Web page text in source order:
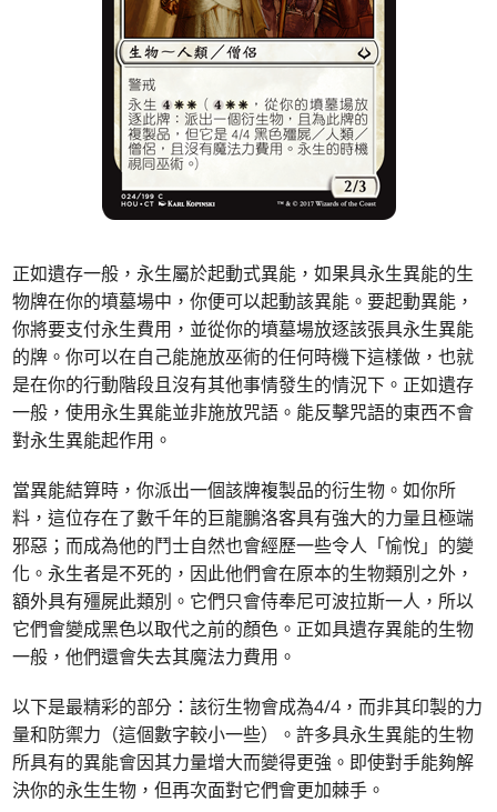
正如遺存一般，永生屬於起動式異能，如果具永生異能的生
物牌在你的墳墓場中，你便可以起動該異能。要起動異能，
你將要支付永生費用，並從你的墳墓場放逐該張具永生異能
的牌。你可以在自己能施放巫術的任何時機下這樣做，也就
是在你的行動階段且沒有其他事情發生的情況下。正如遺存
一般，使用永生異能並非施放咒語。能反擊咒語的東西不會
對永生異能起作用。
當異能結算時，你派出一個該牌複製品的衍生物。如你所
料，這位存在了數千年的巨龍鵬洛客具有強大的力量且極端
邪惡；而成為他的鬥士自然也會經歷一些令人「愉悅」的變
化。永生者是不死的，因此他們會在原本的生物類別之外，
額外具有殭屍此類別。它們只會侍奉尼可波拉斯一人，所以
它們會變成黑色以取代之前的顏色。正如具遺存異能的生物
一般，他們還會失去其魔法力費用。
以下是最精彩的部分：該衍生物會成為4/4，而非其印製的力
量和防禦力（這個數字較小一些）。許多具永生異能的生物
所具有的異能會因其力量增大而變得更強。即使對手能夠解
決你的永生生物，但再次面對它們會更加棘手。